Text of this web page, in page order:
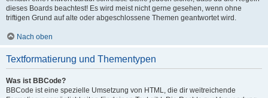
dieses Boards beachtest! Es wird meist nicht gerne gesehen, wenn ohne
triftigen Grund auf alte oder abgeschlossene Themen geantwortet wird.
Nach oben
Textformatierung und Thementypen
Was ist BBCode?
BBCode ist eine spezielle Umsetzung von HTML, die dir weitreichende